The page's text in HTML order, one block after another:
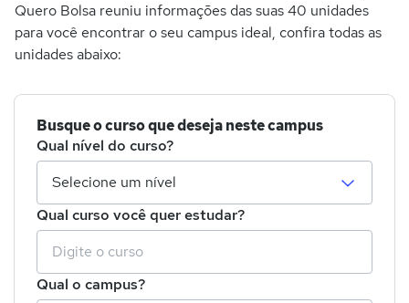
Quero Bolsa reuniu informações das suas 40 unidades
para você encontrar o seu campus ideal, confira todas as
unidades abaixo:
Busque o curso que deseja neste campus
Qual nível do curso?
Qual curso você quer estudar?
Qual o campus?